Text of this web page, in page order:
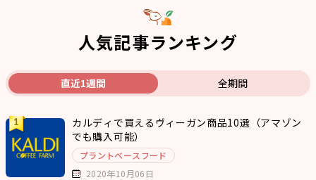
人気記事ランキング
直近1週間 全期間
カルディで買えるヴィーガン商品10選（アマゾン
でも購入可能）
プラントベースフード
2020年10月06日